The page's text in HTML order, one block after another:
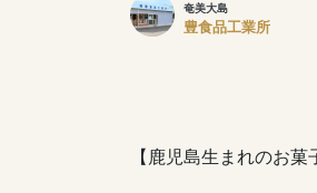
奄美大島
豊食品工業所
【鹿児島生まれのお